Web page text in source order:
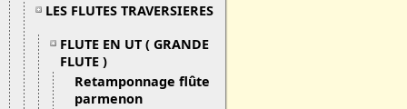
LES FLUTES TRAVERSIERES
FLUTE EN UT ( GRANDE
FLUTE )
Retamponnage flûte
parmenon